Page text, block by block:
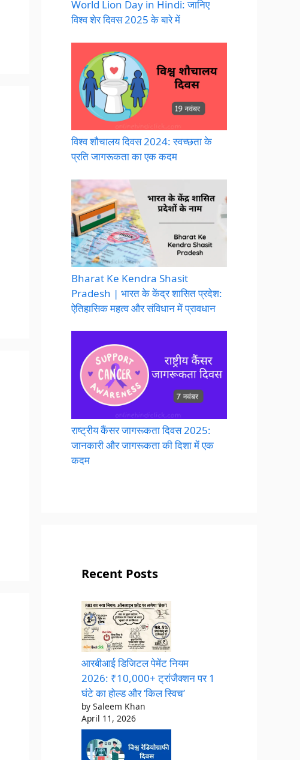
World Lion Day in Hindi: जानिए
विश्व शेर दिवस 2025 के बारे में
विश्व शौचालय दिवस 2024: स्वच्छता के
प्रति जागरूकता का एक कदम
Bharat Ke Kendra Shasit
Pradesh | भारत के केंद्र शासित प्रदेश:
ऐतिहासिक महत्व और संविधान में प्रावधान
राष्ट्रीय कैंसर जागरूकता दिवस 2025:
जानकारी और जागरूकता की दिशा में एक
कदम
Recent Posts
आरबीआई डिजिटल पेमेंट नियम
2026: ₹10,000+ ट्रांजैक्शन पर 1
घंटे का होल्ड और ‘किल स्विच’
by Saleem Khan
April 11, 2026